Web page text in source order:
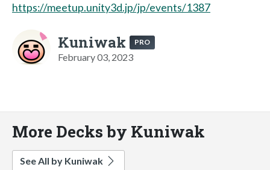
https://meetup.unity3d.jp/jp/events/1387
Kuniwak PRO
February 03, 2023
More Decks by Kuniwak
See All by Kuniwak